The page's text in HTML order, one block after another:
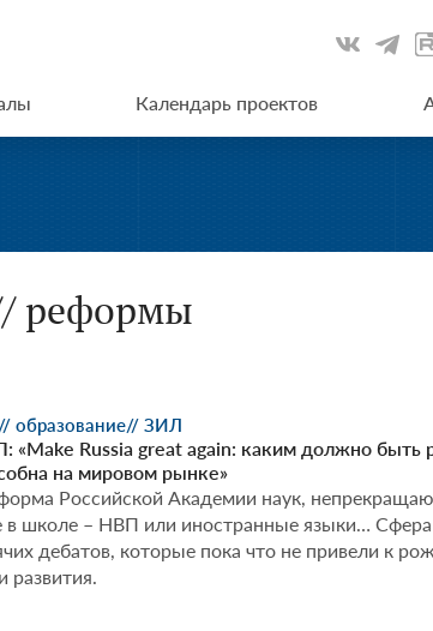
Календарь проектов
реформы
// образование// ЗИЛ
Russia great again: каким должно быть
на мировом рынке»
Российской Академии наук,
в школе – НВП или иностранные языки… Сфера
дебатов, которые пока что не привели к
развития.